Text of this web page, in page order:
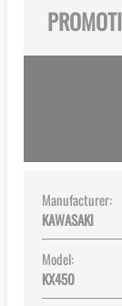
Manufacturer:
KAWASAKI
Model:
KX450